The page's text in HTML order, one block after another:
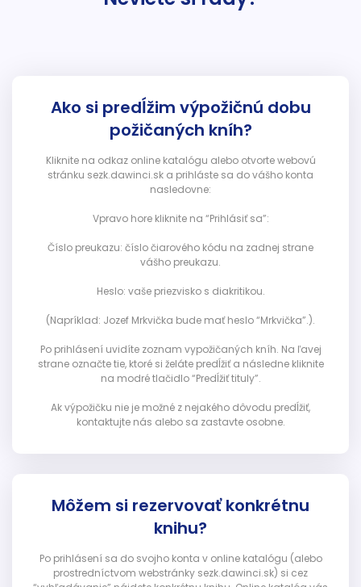
Ako si predĺžim výpožičnú dobu
požičaných kníh?
Kliknite na odkaz online katalógu alebo otvorte webovú
stránku sezk.dawinci.sk a prihláste sa do vášho konta
nasledovne:
Vpravo hore kliknite na “Prihlásiť sa”:
Číslo preukazu: číslo čiarového kódu na zadnej strane
vášho preukazu.
Heslo: vaše priezvisko s diakritikou.
(Napríklad: Jozef Mrkvička bude mať heslo “Mrkvička”.).
Po prihlásení uvidíte zoznam vypožičaných kníh. Na ľavej
strane označte tie, ktoré si želáte predĺžiť a následne kliknite
na modré tlačidlo “Predĺžiť tituly”.
Ak výpožičku nie je možné z nejakého dôvodu predĺžiť,
kontaktujte nás alebo sa zastavte osobne.
Môžem si rezervovať konkrétnu
knihu?
Po prihlásení sa do svojho konta v online katalógu (alebo
prostredníctvom webstránky sezk.dawinci.sk) si cez